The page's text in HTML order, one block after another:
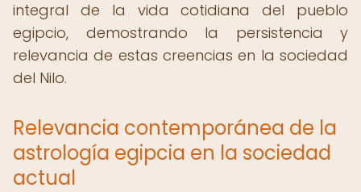
integral de la vida cotidiana del pueblo
egipcio, demostrando la persistencia y
relevancia de estas creencias en la sociedad
del Nilo.
Relevancia contemporánea de la
astrología egipcia en la sociedad
actual